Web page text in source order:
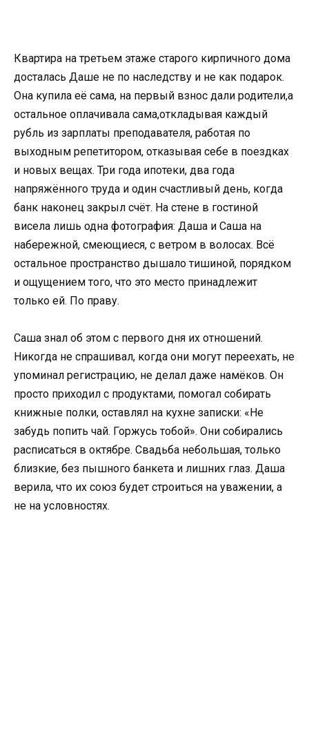
Квартира на третьем этаже старого кирпичного дома
досталась Даше не по наследству и не как подарок.
Она купила её сама, на первый взнос дали родители,а
остальное оплачивала сама,откладывая каждый
рубль из зарплаты преподавателя, работая по
выходным репетитором, отказывая себе в поездках
и новых вещах. Три года ипотеки, два года
напряжённого труда и один счастливый день, когда
банк наконец закрыл счёт. На стене в гостиной
висела лишь одна фотография: Даша и Саша на
набережной, смеющиеся, с ветром в волосах. Всё
остальное пространство дышало тишиной, порядком
и ощущением того, что это место принадлежит
только ей. По праву.
Саша знал об этом с первого дня их отношений.
Никогда не спрашивал, когда они могут переехать, не
упоминал регистрацию, не делал даже намёков. Он
просто приходил с продуктами, помогал собирать
книжные полки, оставлял на кухне записки: «Не
забудь попить чай. Горжусь тобой». Они собирались
расписаться в октябре. Свадьба небольшая, только
близкие, без пышного банкета и лишних глаз. Даша
верила, что их союз будет строиться на уважении, а
не на условностях.